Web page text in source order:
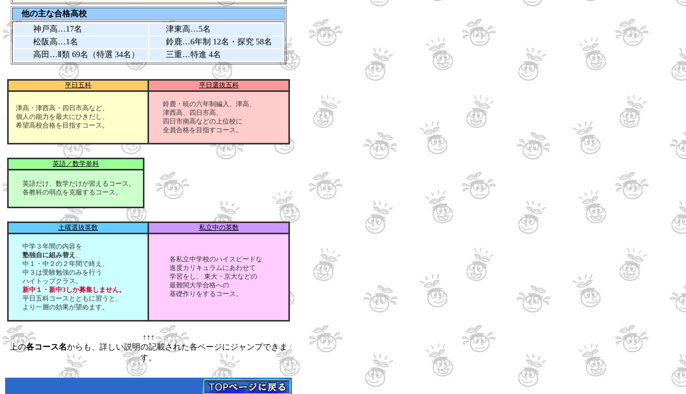
他の主な合格高校
神戸高…17名
津東高…5名
松阪高…1名
鈴鹿…6年制 12名・探究 58名
高田…Ⅱ類 69名（特選 34名）
三重…特進 4名
平日五科 平日選抜五科
津高・津西高・四日市高など、
個人の能力を最大にひきだし、
希望高校合格を目指すコース。
鈴鹿・暁の六年制編入、津高、
津西高、四日市高、
四日市南高などの上位校に
全員合格を目指すコース。
英語／数学単科
英語だけ、数学だけが習えるコース。
各教科の弱点を克服するコース。
土曜選抜英数 私立中の英数
中学３年間の内容を
塾独自に組み替え 、
中１・中２の２年間で終え、
中３は受験勉強のみを行う
ハイトップクラス。
新中１・新中3しか募集しません。
平日五科コースとともに習うと、
より一層の効果が望めます。
各私立中学校のハイスピードな
進度カリキュラムにあわせて
学習をし、 東大・京大などの
最難関大学合格への
基礎作りをするコース。
↑↑↑
上の各コース名からも、詳しい説明の記載された各ページにジャンプできま
す。